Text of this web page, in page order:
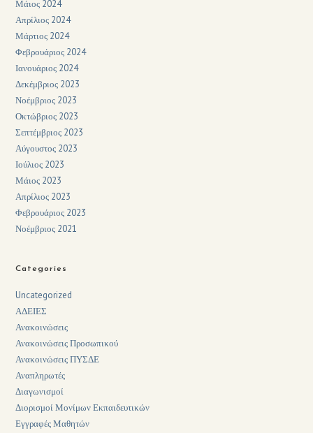
Μάιος 2024
Απρίλιος 2024
Μάρτιος 2024
Φεβρουάριος 2024
Ιανουάριος 2024
Δεκέμβριος 2023
Νοέμβριος 2023
Οκτώβριος 2023
Σεπτέμβριος 2023
Αύγουστος 2023
Ιούλιος 2023
Μάιος 2023
Απρίλιος 2023
Φεβρουάριος 2023
Νοέμβριος 2021
Categories
Uncategorized
ΑΔΕΙΕΣ
Ανακοινώσεις
Ανακοινώσεις Προσωπικού
Ανακοινώσεις ΠΥΣΔΕ
Αναπληρωτές
Διαγωνισμοί
Διορισμοί Μονίμων Εκπαιδευτικών
Εγγραφές Μαθητών